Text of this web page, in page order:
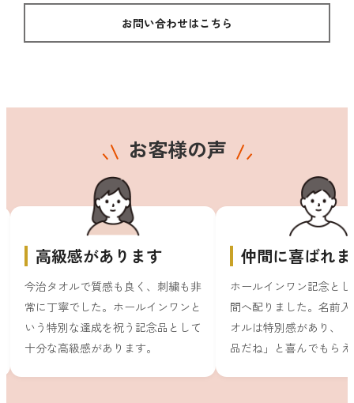
お問い合わせはこちら
お客様の声
高級感があります
今治タオルで質感も良く、刺繍も非
常に丁寧でした。ホールインワンと
いう特別な達成を祝う記念品として
十分な高級感があります。
仲間に喜ばれま
ホールインワン記念とし
間へ配りました。名前入
オルは特別感があり、「
品だね」と喜んでもらえ